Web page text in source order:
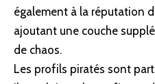
également à la réputation
ajoutant une couche
de chaos.
Les profils piratés sont